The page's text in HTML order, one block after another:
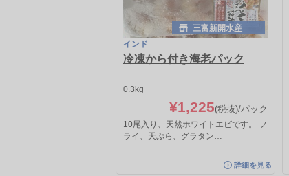
三富新開水産
インド
冷凍から付き海老パック
0.3kg
¥1,225(税抜)/パック
10尾入り、天然ホワイトエビです。 フ
ライ、天ぷら、グラタン…
詳細を見る